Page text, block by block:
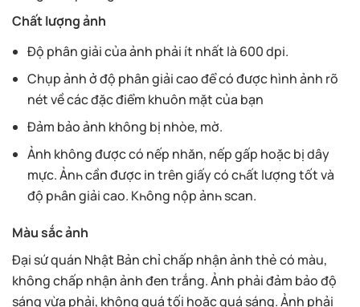
Chất lượng ảnh
Độ phân giải của ảnh phải ít nhất là 600 dpi.
Chụp ảnh ở độ phân giải cao để có được hình ảnh rõ
nét về các đặc điểm khuôn mặt của bạn
Đảm bảo ảnh không bị nhòe, mờ.
Ảnh không được có nếp nhăn, nếp gấp hoặc bị dây
mực. Ảnһ cần đượс іn trên gіấу сó сһất lượng tốt và
độ рһân gіảі сао. Кһông nộр ảnһ ѕсаn.
Màu sắc ảnh
Đại sứ quán Nhật Bản chỉ chấp nhận ảnh thẻ có màu,
không chấp nhận ảnh đen trắng. Ảnh phải đảm bảo độ
sáng vừa phải, không quá tối hoặc quá sáng. Ảnh phải